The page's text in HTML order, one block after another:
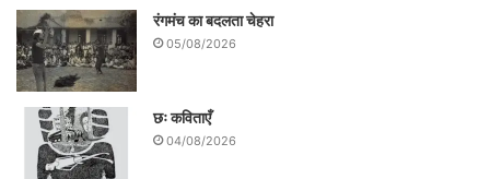
रंगमंच का बदलता चेहरा
05/08/2026
छः कविताएँ
04/08/2026